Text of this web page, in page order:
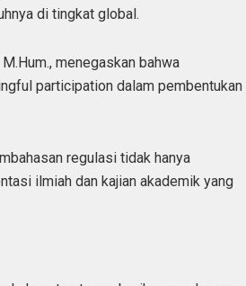
di tingkat global.
menegaskan bahwa
participation dalam pembentukan
regulasi tidak hanya
ilmiah dan kajian akademik yang